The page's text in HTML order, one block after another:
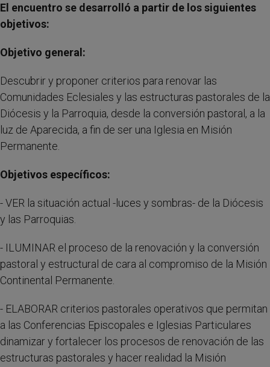
El encuentro se desarrolló a partir de los siguientes
objetivos:
Objetivo general:
Descubrir y proponer criterios para renovar las
Comunidades Eclesiales y las estructuras pastorales de la
Diócesis y la Parroquia, desde la conversión pastoral, a la
luz de Aparecida, a fin de ser una Iglesia en Misión
Permanente.
Objetivos específicos:
- VER la situación actual -luces y sombras- de la Diócesis
y las Parroquias.
- ILUMINAR el proceso de la renovación y la conversión
pastoral y estructural de cara al compromiso de la Misión
Continental Permanente.
- ELABORAR criterios pastorales operativos que permitan
a las Conferencias Episcopales e Iglesias Particulares
dinamizar y fortalecer los procesos de renovación de las
estructuras pastorales y hacer realidad la Misión